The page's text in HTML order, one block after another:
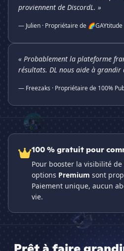
proviennent de DiscordL. »
— Julien · Propriétaire de 🌈GAYtitude
« Probablement la plateforme
résultats. DL nous aide à grandir
— Freezaks · Propriétaire de 100%
100 % gratuit pour
Pour booster la visibilité de
options Premium sont
Paiement unique, aucun
vie.